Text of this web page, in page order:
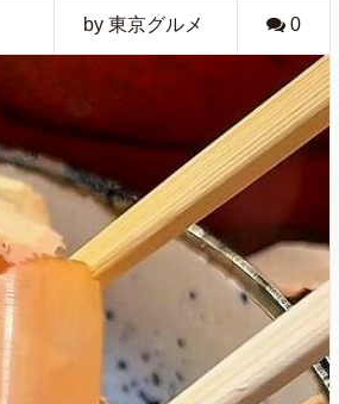
by 東京グルメ 0